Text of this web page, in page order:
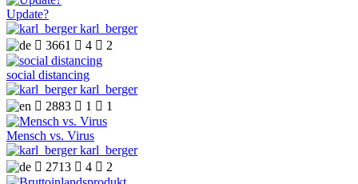
Update?
karl_berger
 3661  4  2
social distancing
karl_berger
 2883  1  1
Mensch vs. Virus
karl_berger
 2713  4  2